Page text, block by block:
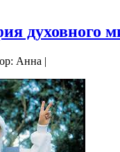
духовного
Анна |